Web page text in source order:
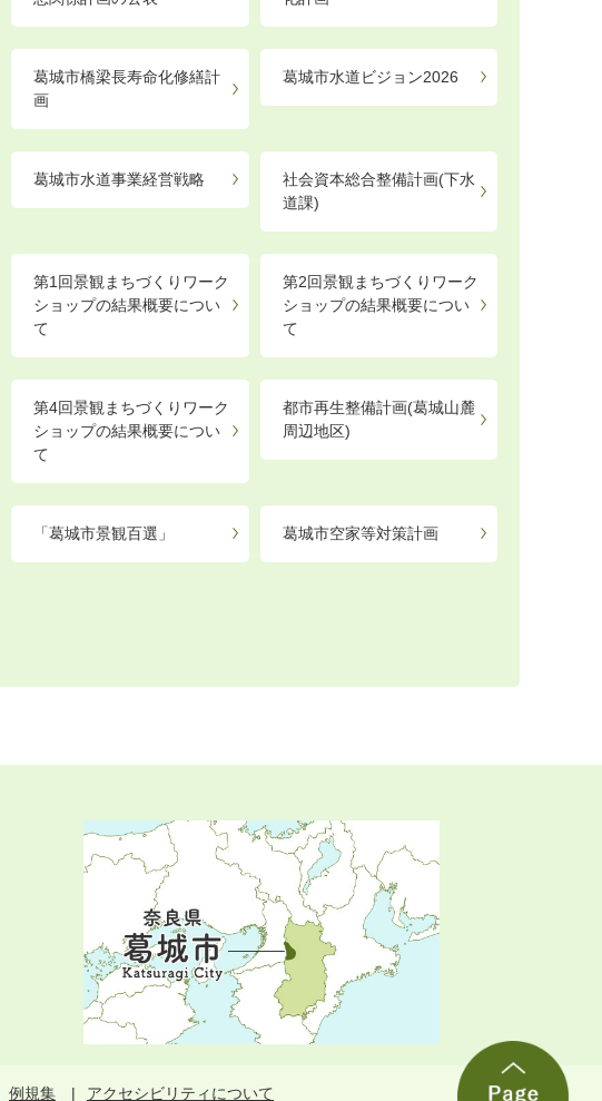
葛城市橋梁長寿命化修繕計
画
葛城市水道ビジョン2026
葛城市水道事業経営戦略
社会資本総合整備計画(下水
道課)
第1回景観まちづくりワーク
ショップの結果概要につい
て
第2回景観まちづくりワーク
ショップの結果概要につい
て
第4回景観まちづくりワーク
ショップの結果概要につい
て
都市再生整備計画(葛城山麓
周辺地区)
「葛城市景観百選」 葛城市空家等対策計画
例規集 アクセシビリティについて